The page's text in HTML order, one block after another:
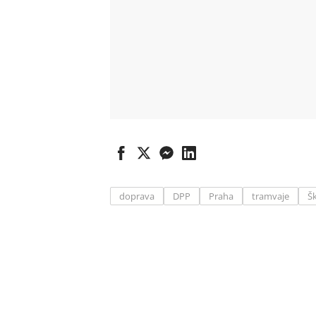
doprava DPP Praha tramvaje